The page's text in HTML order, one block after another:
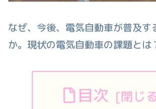
なぜ、今後、電気自動車が普及す
か。現状の電気自動車の課題とは
目次